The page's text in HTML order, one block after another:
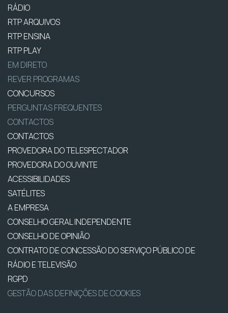
RÁDIO
RTP ARQUIVOS
RTP ENSINA
RTP PLAY
EM DIRETO
REVER PROGRAMAS
CONCURSOS
PERGUNTAS FREQUENTES
CONTACTOS
CONTACTOS
PROVEDORA DO TELESPECTADOR
PROVEDORA DO OUVINTE
ACESSIBILIDADES
SATÉLITES
A EMPRESA
CONSELHO GERAL INDEPENDENTE
CONSELHO DE OPINIÃO
CONTRATO DE CONCESSÃO DO SERVIÇO PÚBLICO DE
RÁDIO E TELEVISÃO
RGPD
GESTÃO DAS DEFINIÇÕES DE COOKIES